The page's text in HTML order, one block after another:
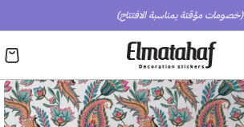
(خصومات مؤقتة بمناسبة الافتتاح)